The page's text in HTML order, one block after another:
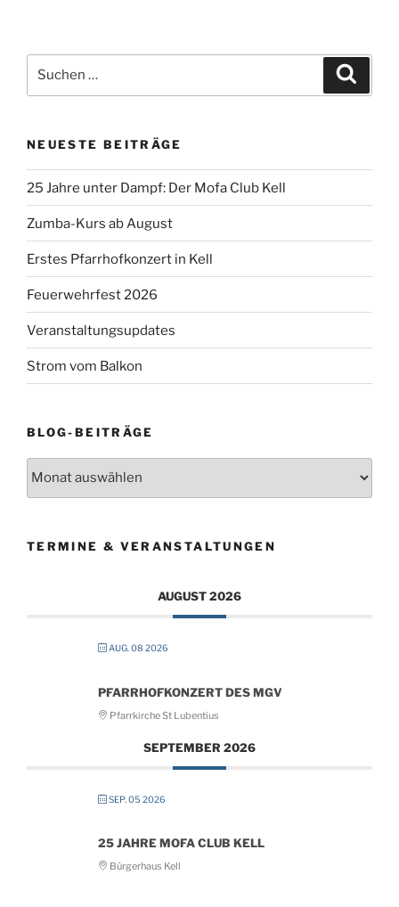
nach:
NEUESTE BEITRÄGE
25 Jahre unter Dampf: Der Mofa Club Kell
Zumba-Kurs ab August
Erstes Pfarrhofkonzert in Kell
Feuerwehrfest 2026
Veranstaltungsupdates
Strom vom Balkon
BLOG-BEITRÄGE
TERMINE & VERANSTALTUNGEN
AUGUST 2026
AUG. 08 2026
PFARRHOFKONZERT DES MGV
Pfarrkirche St Lubentius
SEPTEMBER 2026
SEP. 05 2026
25 JAHRE MOFA CLUB KELL
Bürgerhaus Kell